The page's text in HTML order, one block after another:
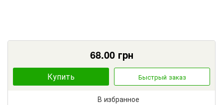
68.00грн
Купить Быстрый заказ
В избранное